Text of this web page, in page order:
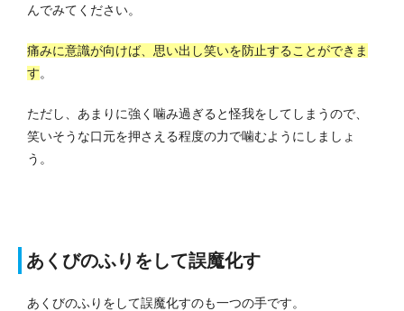
んでみてください。
痛みに意識が向けば、思い出し笑いを防止することができま
す。
ただし、あまりに強く噛み過ぎると怪我をしてしまうので、
笑いそうな口元を押さえる程度の力で噛むようにしましょ
う。
あくびのふりをして誤魔化す
あくびのふりをして誤魔化すのも一つの手です。